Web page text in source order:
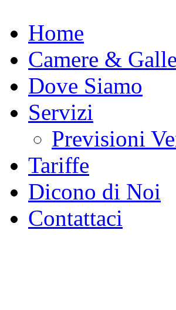
Home
Camere &
Dove Siamo
Servizi
Previsioni
Tariffe
Dicono di Noi
Contattaci